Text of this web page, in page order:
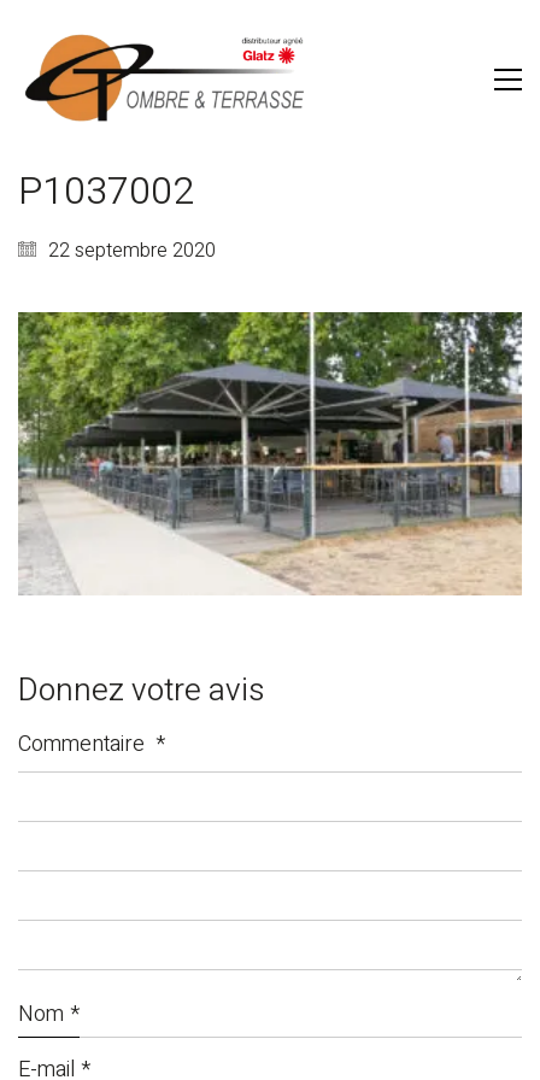
P1037002
22 septembre 2020
Donnez votre avis
Commentaire *
Nom *
E-mail *